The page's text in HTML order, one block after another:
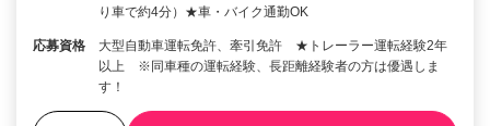
り車で約4分）★車・バイク通勤OK
応募資格
大型自動車運転免許、牽引免許 ★トレーラー運転経験2年
以上 ※同車種の運転経験、長距離経験者の方は優遇しま
す！